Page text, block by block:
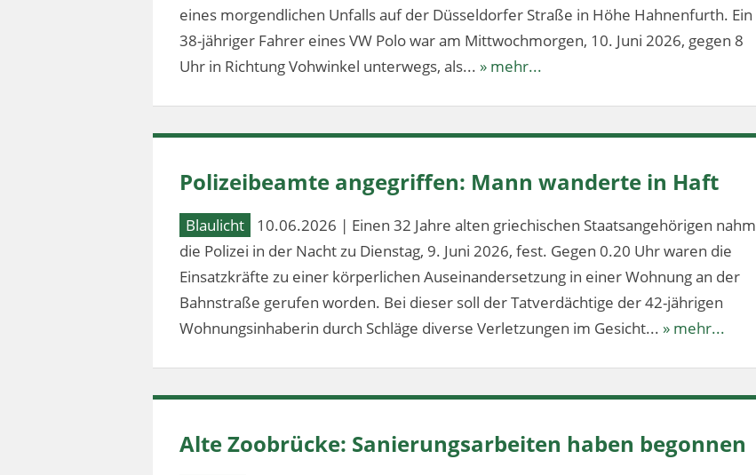
eines morgendlichen Unfalls auf der Düsseldorfer Straße in Höhe Hahnenfurth. Ein
38-jähriger Fahrer eines VW Polo war am Mittwochmorgen, 10. Juni 2026, gegen 8
Uhr in Richtung Vohwinkel unterwegs, als... » mehr...
Polizeibeamte angegriffen: Mann wanderte in Haft
Blaulicht
10.06.2026 | Einen 32 Jahre alten griechischen Staatsangehörigen nahm
die Polizei in der Nacht zu Dienstag, 9. Juni 2026, fest. Gegen 0.20 Uhr waren die
Einsatzkräfte zu einer körperlichen Auseinandersetzung in einer Wohnung an der
Bahnstraße gerufen worden. Bei dieser soll der Tatverdächtige der 42-jährigen
Wohnungsinhaberin durch Schläge diverse Verletzungen im Gesicht... » mehr...
Alte Zoobrücke: Sanierungsarbeiten haben begonnen